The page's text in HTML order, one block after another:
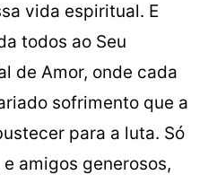
vida espiritual. E
todos ao Seu
de Amor, onde cada
sofrimento que a
para a luta. Só
amigos generosos,